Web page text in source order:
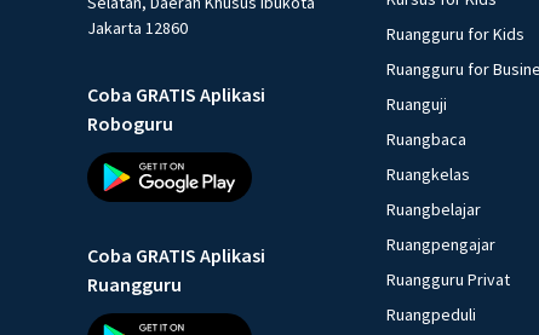
Jakarta 12860
Coba GRATIS Aplikasi
Roboguru
Coba GRATIS Aplikasi
Ruangguru
Ruangguru for Kids
Ruangguru for
Ruanguji
Ruangbaca
Ruangkelas
Ruangbelajar
Ruangpengajar
Ruangguru Privat
Ruangpeduli